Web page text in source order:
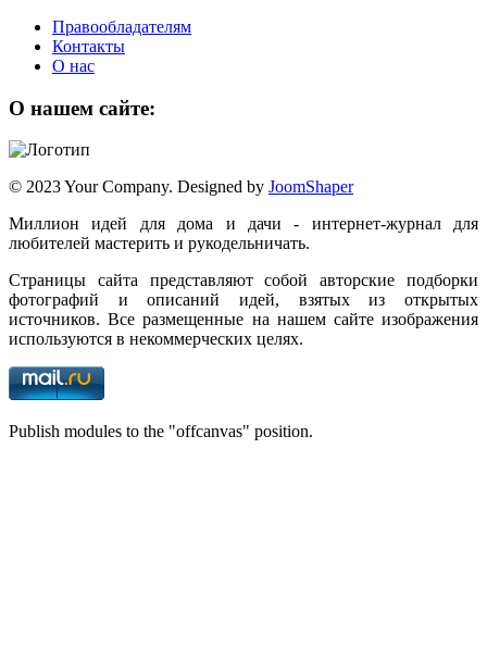
Правообладателям
Контакты
О нас
О нашем сайте:
© 2023 Your Company. Designed by JoomShaper
Миллион идей для дома и дачи - интернет-журнал для
любителей мастерить и рукодельничать.
Страницы сайта представляют собой авторские подборки
фотографий и описаний идей, взятых из открытых
источников. Все размещенные на нашем сайте изображения
используются в некоммерческих целях.
Publish modules to the "offcanvas" position.